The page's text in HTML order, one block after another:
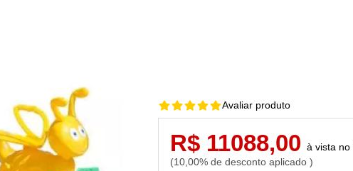
Avaliar produto
R$ 11088,00
10,00% de desconto aplicado